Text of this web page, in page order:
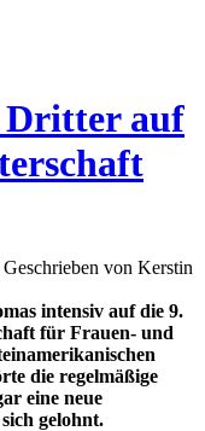
Dritter auf
Geschrieben von Kerstin
intensiv auf die 9.
für Frauen- und
die regelmäßige
eine neue
gelohnt.